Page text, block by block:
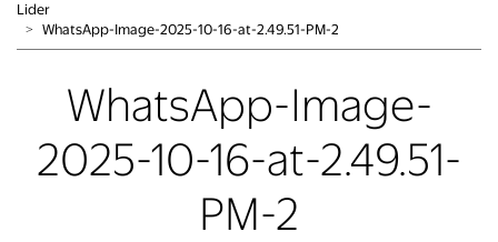
Lider
˃ WhatsApp-Image-2025-10-16-at-2.49.51-PM-2
WhatsApp-Image-
2025-10-16-at-2.49.51-
PM-2